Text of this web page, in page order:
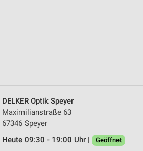
DELKER Optik Speyer
Maximilianstraße 63
67346 Speyer
Heute 09:30 - 19:00 Uhr |
Geöffnet
Standortdaten